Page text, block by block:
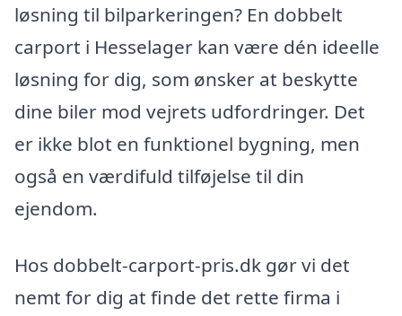
løsning til bilparkeringen? En dobbelt
carport i Hesselager kan være dén ideelle
løsning for dig, som ønsker at beskytte
dine biler mod vejrets udfordringer. Det
er ikke blot en funktionel bygning, men
også en værdifuld tilføjelse til din
ejendom.
Hos dobbelt-carport-pris.dk gør vi det
nemt for dig at finde det rette firma i